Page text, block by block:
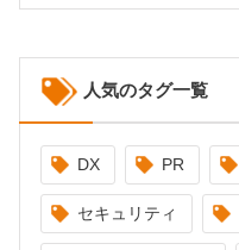
人気のタグ一覧
DX PR
セキュリティ